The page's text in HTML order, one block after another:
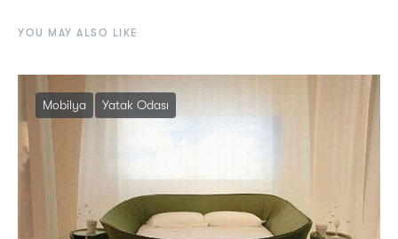
YOU MAY ALSO LIKE
Mobilya Yatak Odası